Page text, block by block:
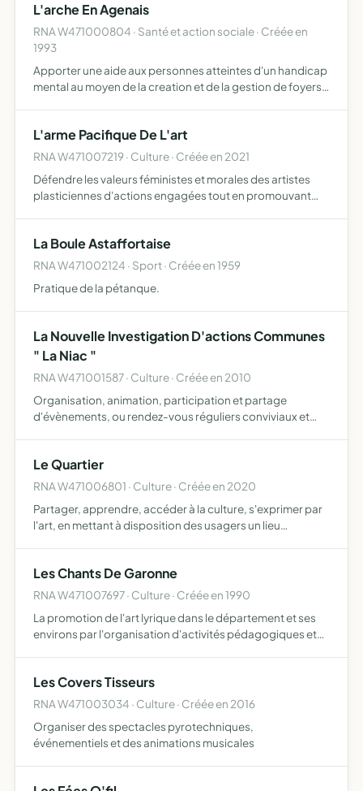
L'arche En Agenais
RNA W471000804 · Santé et action sociale · Créée en
1993
Apporter une aide aux personnes atteintes d'un handicap
mental au moyen de la creation et de la gestion de foyers
L'arme Pacifique De L'art
RNA W471007219 · Culture · Créée en 2021
Défendre les valeurs féministes et morales des artistes
plasticiennes d'actions engagées tout en promouvant
La Boule Astaffortaise
RNA W471002124 · Sport · Créée en 1959
Pratique de la pétanque.
La Nouvelle Investigation D'actions Communes
" La Niac "
RNA W471001587 · Culture · Créée en 2010
Organisation, animation, participation et partage
d'évènements, ou rendez-vous réguliers conviviaux et
Le Quartier
RNA W471006801 · Culture · Créée en 2020
Partager, apprendre, accéder à la culture, s'exprimer par
l'art, en mettant à disposition des usagers un lieu
Les Chants De Garonne
RNA W471007697 · Culture · Créée en 1990
La promotion de l'art lyrique dans le département et ses
environs par l'organisation d'activités pédagogiques et
Les Covers Tisseurs
RNA W471003034 · Culture · Créée en 2016
Organiser des spectacles pyrotechniques,
événementiels et des animations musicales